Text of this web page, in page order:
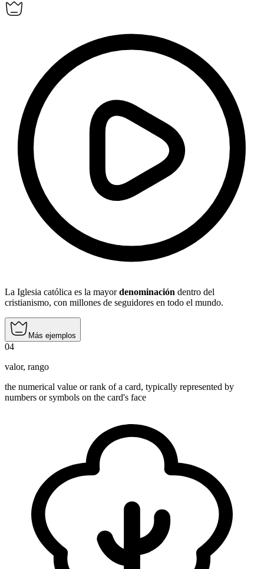
La Iglesia católica es la mayordenominación dentro del
cristianismo, con millones de seguidores en todo el mundo.
Más ejemplos
04
valor, rango
the numerical value or rank of a card, typically represented by
numbers or symbols on the card's face